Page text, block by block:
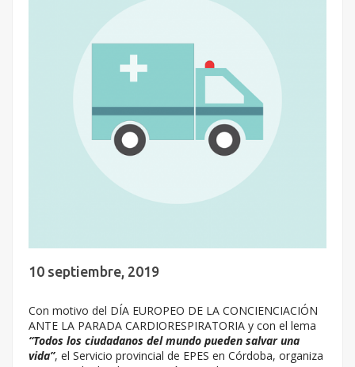
10 septiembre, 2019
Con motivo del DÍA EUROPEO DE LA CONCIENCIACIÓN
ANTE LA PARADA CARDIORESPIRATORIA y con el lema
“Todos los ciudadanos del mundo pueden salvar una
vida”, el Servicio provincial de EPES en Córdoba, organiza